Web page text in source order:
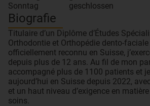
Sonntag
geschlossen
Biografie
Titulaire d’un Diplôme d’Études
Orthodontie et Orthopédie dento-
officiellement reconnu en Suisse,
depuis plus de 12 ans. Au fil de mon
accompagné plus de 1100 patients et
aujourd’hui en Suisse depuis 2022,
et un haut niveau d’exigence en
soins.